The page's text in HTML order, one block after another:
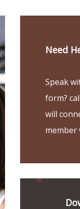
Need
Speak
form?
will
member